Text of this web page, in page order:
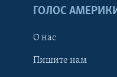
ГОЛОС
О нас
Пишите нам